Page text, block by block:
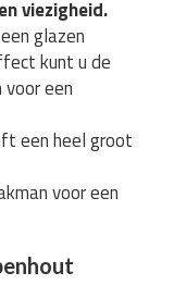
viezigheid.
glazen
kunt u de
een
een heel groot
voor een